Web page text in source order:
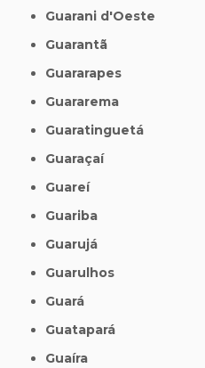
Guarani d'Oeste
Guarantã
Guararapes
Guararema
Guaratinguetá
Guaraçaí
Guareí
Guariba
Guarujá
Guarulhos
Guará
Guatapará
Guaíra